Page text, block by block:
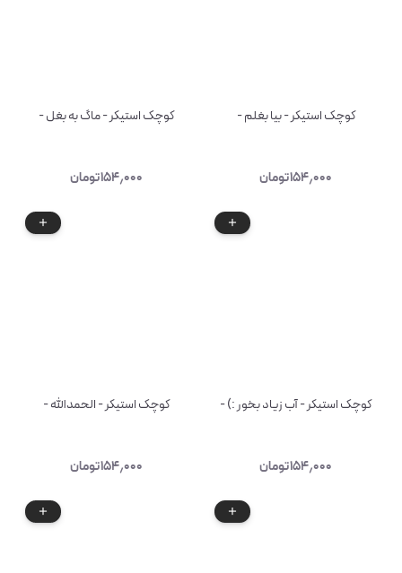
کوچک استیکر - بیا بغلم -
۱۵۴٫۰۰۰تومان
کوچک استیکر - ماگ به بغل -
۱۵۴٫۰۰۰تومان
کوچک استیکر - آب زیاد بخور :) -
۱۵۴٫۰۰۰تومان
کوچک استیکر - الحمدالله -
۱۵۴٫۰۰۰تومان